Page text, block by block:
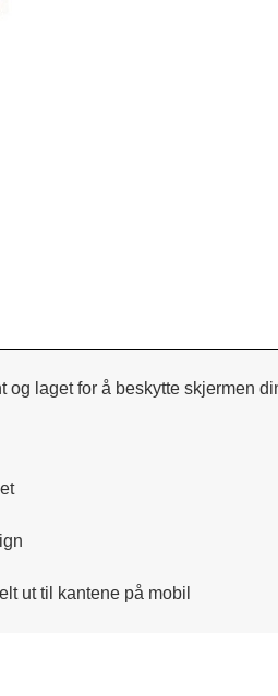
laget for å beskytte skjermen
ut til kantene på mobil